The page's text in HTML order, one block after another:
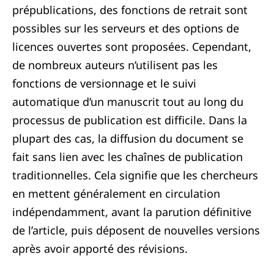
prépublications, des fonctions de retrait sont
possibles sur les serveurs et des options de
licences ouvertes sont proposées. Cependant,
de nombreux auteurs n’utilisent pas les
fonctions de versionnage et le suivi
automatique d’un manuscrit tout au long du
processus de publication est difficile. Dans la
plupart des cas, la diffusion du document se
fait sans lien avec les chaînes de publication
traditionnelles. Cela signifie que les chercheurs
en mettent généralement en circulation
indépendamment, avant la parution définitive
de l’article, puis déposent de nouvelles versions
après avoir apporté des révisions.